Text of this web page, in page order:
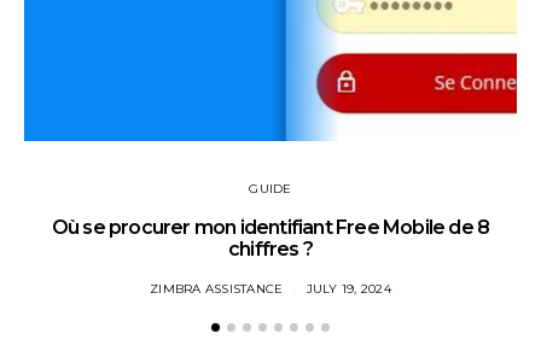
GUIDE
Où se procurer mon identifiant Free Mobile de 8
chiffres ?
ZIMBRA ASSISTANCE JULY 19, 2024